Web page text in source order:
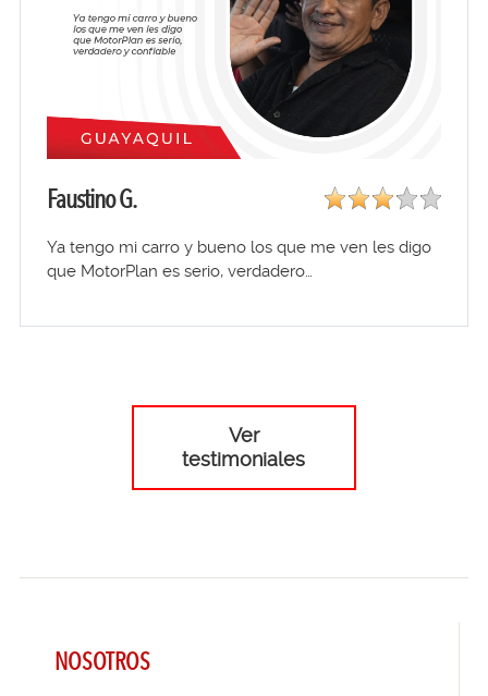
Faustino G.
Ya tengo mi carro y bueno los que me ven les digo
que MotorPlan es serio, verdadero…
Ver
testimoniales
NOSOTROS